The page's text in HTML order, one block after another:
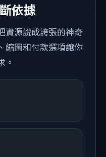
依據
資源說成誇張的神奇
縮圖和付款選項讓你
。